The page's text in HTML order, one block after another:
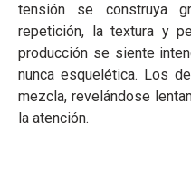
tensión se construya
repetición, la textura y
producción se siente
nunca esquelética. Los
mezcla, revelándose
la atención.